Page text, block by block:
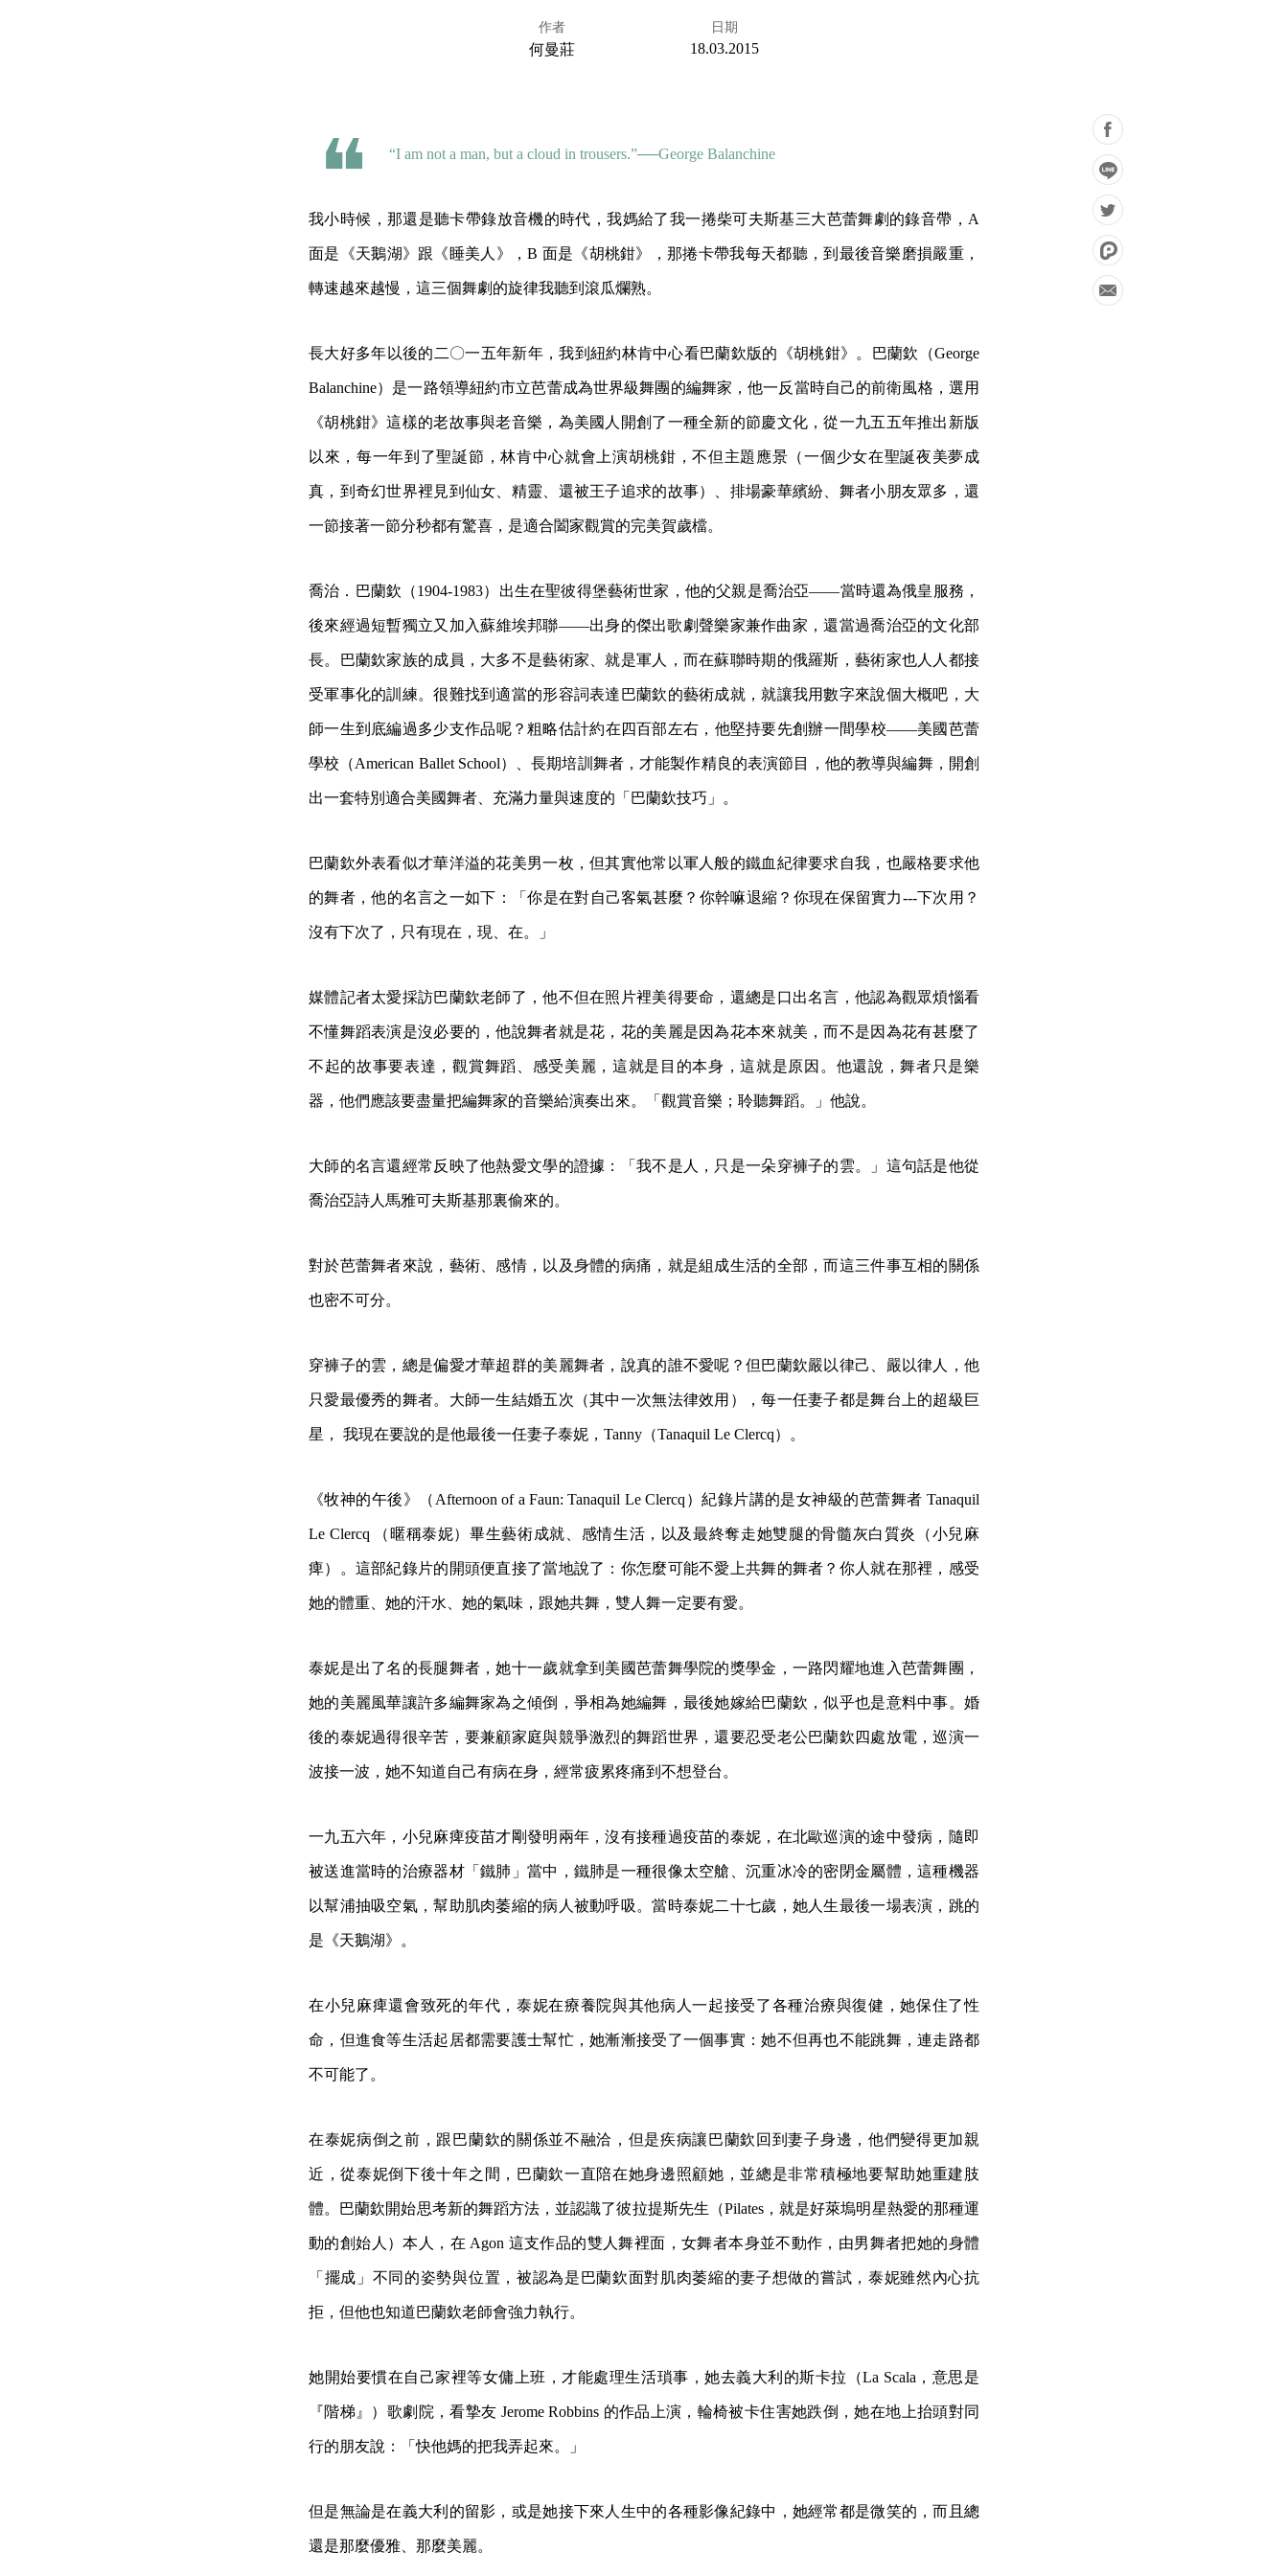
作者
何曼莊
日期
18.03.2015
“I am not a man, but a cloud in trousers.”──George Balanchine
我小時候，那還是聽卡帶錄放音機的時代，我媽給了我一捲柴可夫斯基三大芭蕾舞劇的錄音帶，A
面是《天鵝湖》跟《睡美人》，B 面是《胡桃鉗》，那捲卡帶我每天都聽，到最後音樂磨損嚴重，
轉速越來越慢，這三個舞劇的旋律我聽到滾瓜爛熟。
長大好多年以後的二〇一五年新年，我到紐約林肯中心看巴蘭欽版的《胡桃鉗》。巴蘭欽（George
Balanchine）是一路領導紐約市立芭蕾成為世界級舞團的編舞家，他一反當時自己的前衛風格，選用
《胡桃鉗》這樣的老故事與老音樂，為美國人開創了一種全新的節慶文化，從一九五五年推出新版
以來，每一年到了聖誕節，林肯中心就會上演胡桃鉗，不但主題應景（一個少女在聖誕夜美夢成
真，到奇幻世界裡見到仙女、精靈、還被王子追求的故事）、排場豪華繽紛、舞者小朋友眾多，還
一節接著一節分秒都有驚喜，是適合闔家觀賞的完美賀歲檔。
喬治．巴蘭欽（1904-1983）出生在聖彼得堡藝術世家，他的父親是喬治亞——當時還為俄皇服務，
後來經過短暫獨立又加入蘇維埃邦聯——出身的傑出歌劇聲樂家兼作曲家，還當過喬治亞的文化部
長。巴蘭欽家族的成員，大多不是藝術家、就是軍人，而在蘇聯時期的俄羅斯，藝術家也人人都接
受軍事化的訓練。很難找到適當的形容詞表達巴蘭欽的藝術成就，就讓我用數字來說個大概吧，大
師一生到底編過多少支作品呢？粗略估計約在四百部左右，他堅持要先創辦一間學校——美國芭蕾
學校（American Ballet School）、長期培訓舞者，才能製作精良的表演節目，他的教導與編舞，開創
出一套特別適合美國舞者、充滿力量與速度的「巴蘭欽技巧」。
巴蘭欽外表看似才華洋溢的花美男一枚，但其實他常以軍人般的鐵血紀律要求自我，也嚴格要求他
的舞者，他的名言之一如下：「你是在對自己客氣甚麼？你幹嘛退縮？你現在保留實力---下次用？
沒有下次了，只有現在，現、在。」
媒體記者太愛採訪巴蘭欽老師了，他不但在照片裡美得要命，還總是口出名言，他認為觀眾煩惱看
不懂舞蹈表演是沒必要的，他說舞者就是花，花的美麗是因為花本來就美，而不是因為花有甚麼了
不起的故事要表達，觀賞舞蹈、感受美麗，這就是目的本身，這就是原因。他還說，舞者只是樂
器，他們應該要盡量把編舞家的音樂給演奏出來。「觀賞音樂；聆聽舞蹈。」他說。
大師的名言還經常反映了他熱愛文學的證據：「我不是人，只是一朵穿褲子的雲。」這句話是他從
喬治亞詩人馬雅可夫斯基那裏偷來的。
對於芭蕾舞者來說，藝術、感情，以及身體的病痛，就是組成生活的全部，而這三件事互相的關係
也密不可分。
穿褲子的雲，總是偏愛才華超群的美麗舞者，說真的誰不愛呢？但巴蘭欽嚴以律己、嚴以律人，他
只愛最優秀的舞者。大師一生結婚五次（其中一次無法律效用），每一任妻子都是舞台上的超級巨
星， 我現在要說的是他最後一任妻子泰妮，Tanny（Tanaquil Le Clercq）。
《牧神的午後》（Afternoon of a Faun: Tanaquil Le Clercq）紀錄片講的是女神級的芭蕾舞者 Tanaquil
Le Clercq （暱稱泰妮）畢生藝術成就、感情生活，以及最終奪走她雙腿的骨髓灰白質炎（小兒麻
痺）。這部紀錄片的開頭便直接了當地說了：你怎麼可能不愛上共舞的舞者？你人就在那裡，感受
她的體重、她的汗水、她的氣味，跟她共舞，雙人舞一定要有愛。
泰妮是出了名的長腿舞者，她十一歲就拿到美國芭蕾舞學院的獎學金，一路閃耀地進入芭蕾舞團，
她的美麗風華讓許多編舞家為之傾倒，爭相為她編舞，最後她嫁給巴蘭欽，似乎也是意料中事。婚
後的泰妮過得很辛苦，要兼顧家庭與競爭激烈的舞蹈世界，還要忍受老公巴蘭欽四處放電，巡演一
波接一波，她不知道自己有病在身，經常疲累疼痛到不想登台。
一九五六年，小兒麻痺疫苗才剛發明兩年，沒有接種過疫苗的泰妮，在北歐巡演的途中發病，隨即
被送進當時的治療器材「鐵肺」當中，鐵肺是一種很像太空艙、沉重冰冷的密閉金屬體，這種機器
以幫浦抽吸空氣，幫助肌肉萎縮的病人被動呼吸。當時泰妮二十七歲，她人生最後一場表演，跳的
是《天鵝湖》。
在小兒麻痺還會致死的年代，泰妮在療養院與其他病人一起接受了各種治療與復健，她保住了性
命，但進食等生活起居都需要護士幫忙，她漸漸接受了一個事實：她不但再也不能跳舞，連走路都
不可能了。
在泰妮病倒之前，跟巴蘭欽的關係並不融洽，但是疾病讓巴蘭欽回到妻子身邊，他們變得更加親
近，從泰妮倒下後十年之間，巴蘭欽一直陪在她身邊照顧她，並總是非常積極地要幫助她重建肢
體。巴蘭欽開始思考新的舞蹈方法，並認識了彼拉提斯先生（Pilates，就是好萊塢明星熱愛的那種運
動的創始人）本人，在 Agon 這支作品的雙人舞裡面，女舞者本身並不動作，由男舞者把她的身體
「擺成」不同的姿勢與位置，被認為是巴蘭欽面對肌肉萎縮的妻子想做的嘗試，泰妮雖然內心抗
拒，但他也知道巴蘭欽老師會強力執行。
她開始要慣在自己家裡等女傭上班，才能處理生活瑣事，她去義大利的斯卡拉（La Scala，意思是
『階梯』）歌劇院，看摯友 Jerome Robbins 的作品上演，輪椅被卡住害她跌倒，她在地上抬頭對同
行的朋友說：「快他媽的把我弄起來。」
但是無論是在義大利的留影，或是她接下來人生中的各種影像紀錄中，她經常都是微笑的，而且總
還是那麼優雅、那麼美麗。